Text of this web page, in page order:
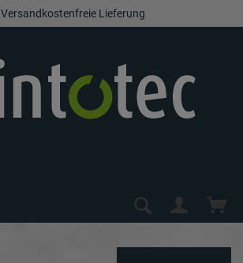
Versandkostenfreie Lieferung